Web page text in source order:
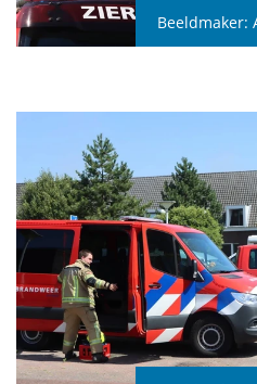
Beeldmaker: